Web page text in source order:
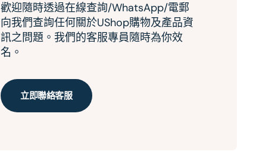
歡迎隨時透過在線查詢/WhatsApp/電郵
向我們查詢任何關於UShop購物及產品資
訊之問題。我們的客服專員隨時為你效
名。
立即聯絡客服